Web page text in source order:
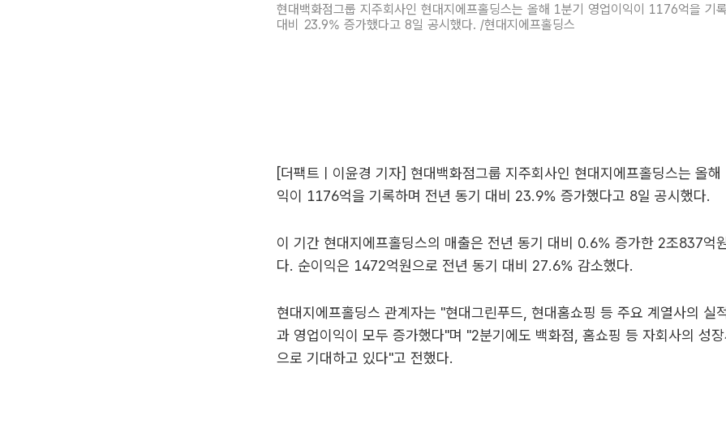
현대백화점그룹 지주회사인 현대지에프홀딩스는 올해 1분기 영업이익이 1176억을 기
대비 23.9% 증가했다고 8일 공시했다. /현대지에프홀딩스
[더팩트ㅣ이윤경 기자] 현대백화점그룹 지주회사인 현대지에프홀딩스는 올해
익이 1176억을 기록하며 전년 동기 대비 23.9% 증가했다고 8일 공시했다.
이 기간 현대지에프홀딩스의 매출은 전년 동기 대비 0.6% 증가한 2조837억
다. 순이익은 1472억원으로 전년 동기 대비 27.6% 감소했다.
현대지에프홀딩스 관계자는 "현대그린푸드, 현대홈쇼핑 등 주요 계열사의 실
과 영업이익이 모두 증가했다"며 "2분기에도 백화점, 홈쇼핑 등 자회사의 성
으로 기대하고 있다"고 전했다.